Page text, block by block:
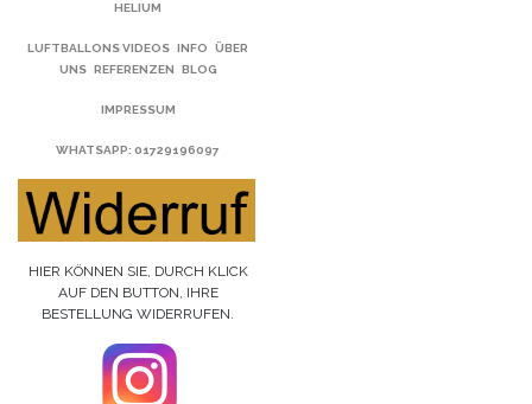
HELIUM
LUFTBALLONS VIDEOS INFO
ÜBER
UNS
REFERENZEN BLOG
IMPRESSUM
WHATSAPP: 01729196097
HIER KÖNNEN SIE, DURCH KLICK
AUF DEN BUTTON, IHRE
BESTELLUNG WIDERRUFEN.